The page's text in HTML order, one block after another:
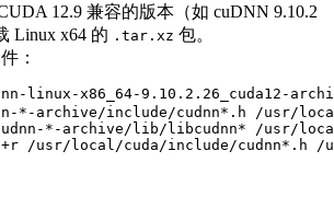
12.9 兼容的版本（如 ​​cuDNN 9.10.2​​
Linux x64 的 .tar.xz 包。
：
linux-x86_64-9.10.2.26_cuda12-
*-archive/include/cudnn*.h /usr/
*-archive/lib/libcudnn* /usr/
a+r /usr/local/cuda/include/cudnn*.h